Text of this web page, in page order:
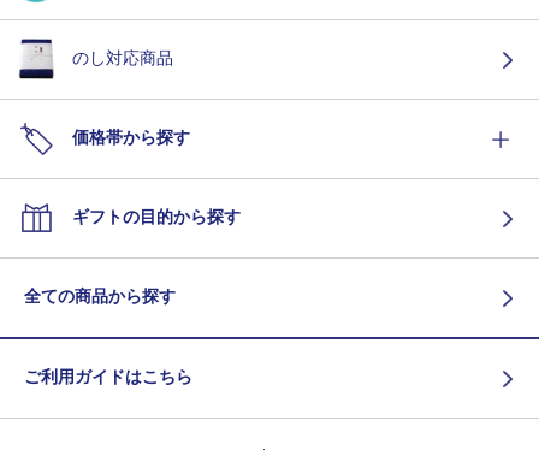
のし対応商品
価格帯から探す
ギフトの目的から探す
全ての商品から探す
ご利用ガイドはこちら